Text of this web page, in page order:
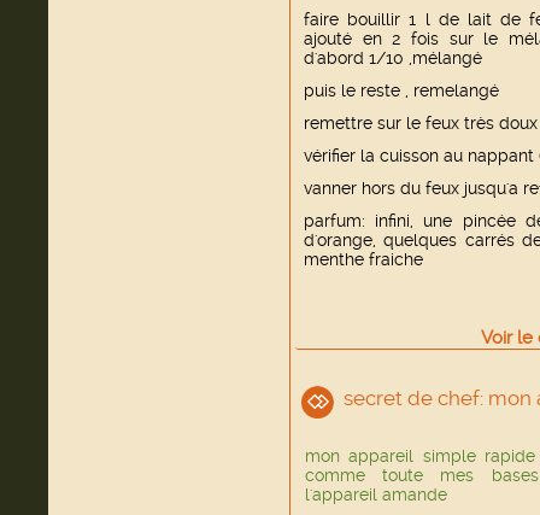
faire bouillir 1 l de lait de
ajouté en 2 fois sur le
d'abord 1/10 ,mélangé
puis le reste , remelangé
remettre sur le feux très
vérifier la cuisson au
vanner hors du feux jusqu'a
parfum: infini, une pincée
d'orange, quelques carrés
menthe fraiche
Voir le
secret de chef: mon
mon appareil simple
comme toute mes
l'appareil amande